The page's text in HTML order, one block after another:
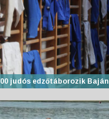
judós edzőtáborozik Baján